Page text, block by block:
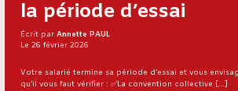
la période d’essai
Écrit par Annette PAUL
Le 26 février 2026
Votre salarié termine sa période d’essai et vous
qu’il vous faut vérifier : ✅La convention collective […]